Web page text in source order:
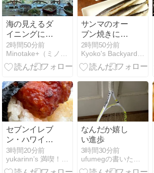
海の見えるダ
イニングに癒
される
2時間50分前
サンマのオー
ブン焼きに、
大根おろしを
添えて
2時間50分前
セブンイレブ
ン・ハワイの
天才的な商品
開発に脱帽！
3時間20分前
なんだか嬉し
い進歩
3時間30分前